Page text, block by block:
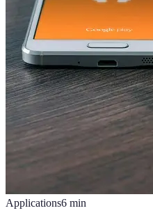
Applications6 min